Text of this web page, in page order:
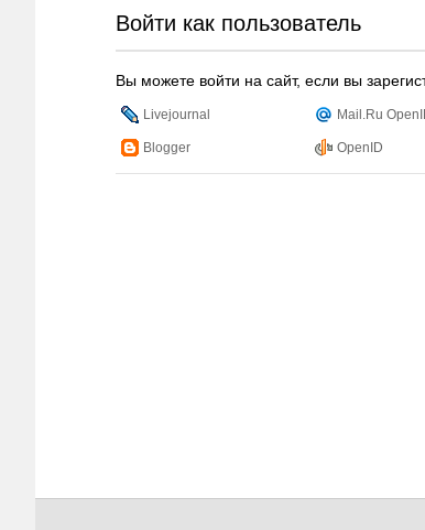
Войти как пользователь
Вы можете войти на сайт, если вы
Livejournal Mail.Ru
Blogger OpenID